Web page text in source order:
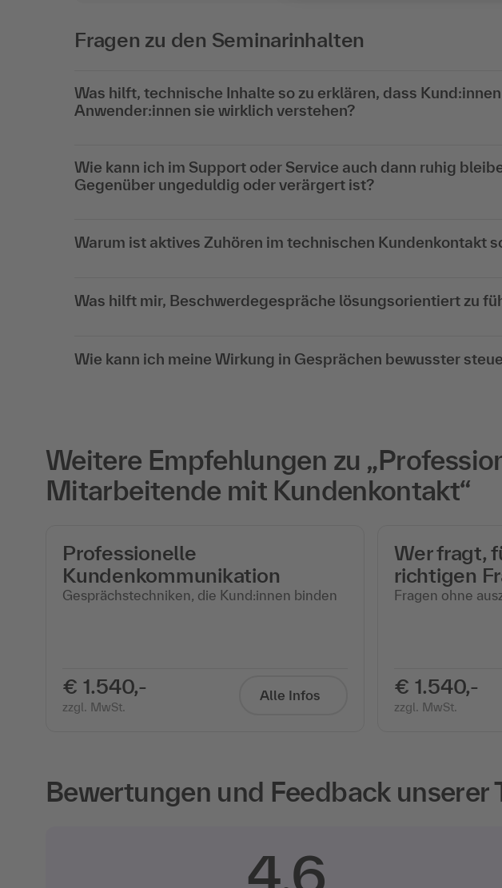
Fragen zu den Seminarinhalten
Was hilft, technische Inhalte so zu erklären, dass
Anwender:innen sie wirklich verstehen?
Wie kann ich im Support oder Service auch dann ruhig
Gegenüber ungeduldig oder verärgert ist?
Warum ist aktives Zuhören im technischen Kundenkontakt
Was hilft mir, Beschwerdegespräche lösungsorientiert zu
Wie kann ich meine Wirkung in Gesprächen bewusster
Weitere Empfehlungen zu
Mitarbeitende mit Kundenkontakt“
Professionelle
Kundenkommunikation
Gesprächstechniken, die Kund:innen binden
€ 1.540,-
zzgl. MwSt.
Alle Infos
Wer fragt,
richtigen
Fragen ohne
€ 1.540,-
zzgl. MwSt.
Bewertungen und Feedback unserer
4,6